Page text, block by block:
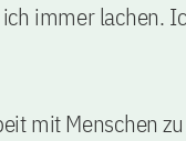
immer lachen.
mit Menschen